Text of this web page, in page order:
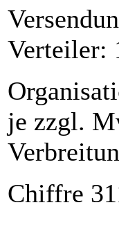
Verteiler:
je zzgl.
Chiffre